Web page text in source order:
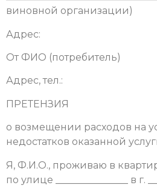
виновной организации)
Адрес:
От ФИО (потребитель)
Адрес, тел.:
ПРЕТЕНЗИЯ
о возмещении расходов на
недостатков оказанной
Я, Ф.И.О., проживаю в
по улице _______________ в г.